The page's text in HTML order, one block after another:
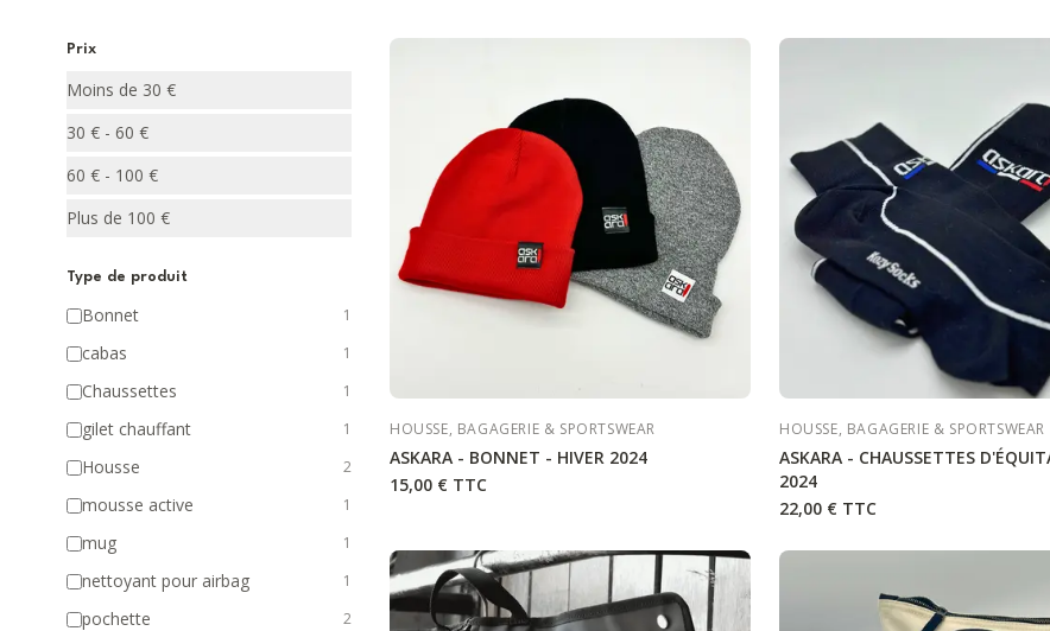
Prix
Moins de 30 €
30 € - 60 €
60 € - 100 €
Plus de 100 €
Type de produit
Bonnet 1
cabas 1
Chaussettes 1
gilet chauffant 1
Housse 2
mousse active 1
mug 1
nettoyant pour airbag 1
pochette 2
HOUSSE, BAGAGERIE & SPORTSWEAR
ASKARA - BONNET - HIVER 2024
15,00 € TTC
HOUSSE, BAGAGERIE & SPORTSWEAR
ASKARA - CHAUSSETTES
2024
22,00 € TTC